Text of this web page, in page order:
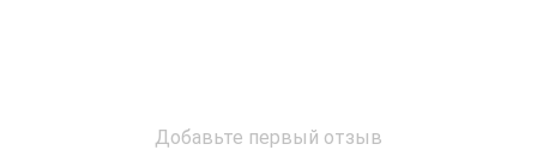
Добавьте первый отзыв